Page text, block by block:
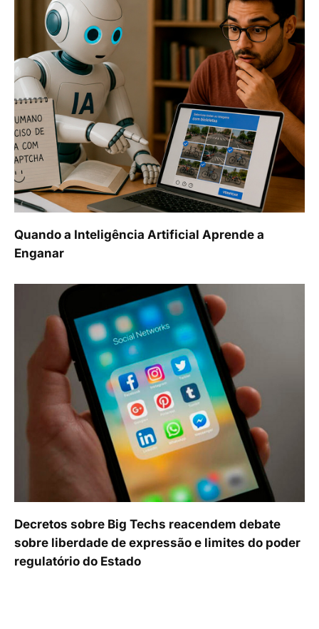
Quando a Inteligência Artificial Aprende a
Enganar
Decretos sobre Big Techs reacendem debate
sobre liberdade de expressão e limites do poder
regulatório do Estado